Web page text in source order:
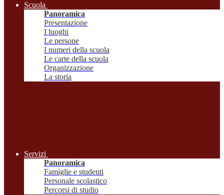
Scuola
Panoramica
Presentazione
I luoghi
Le persone
I numeri della scuola
Le carte della scuola
Organizzazione
La storia
Servizi
Panoramica
Famiglie e studenti
Personale scolastico
Percorsi di studio